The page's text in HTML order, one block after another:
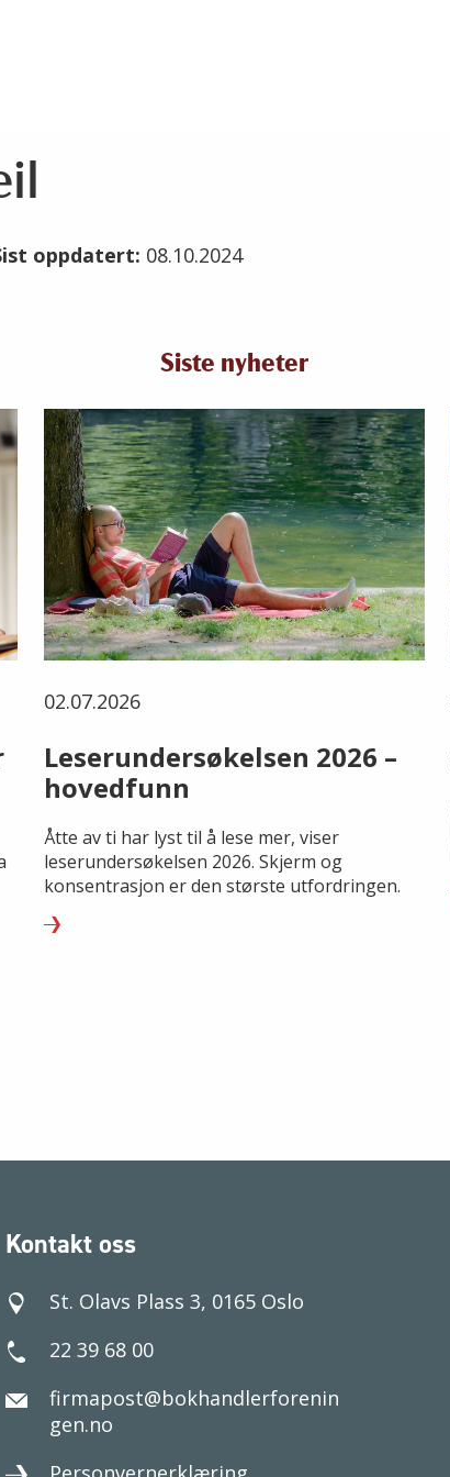
oppdatert: 08.10.2024
Siste nyheter
02.07.2026
Leserundersøkelsen 2026 –
hovedfunn
Åtte av ti har lyst til å lese mer, viser
leserundersøkelsen 2026. Skjerm og
konsentrasjon er den største utfordringen.
Kontakt oss
St. Olavs Plass 3, 0165 Oslo
22 39 68 00
firmapost@bokhandlerforenin
gen.no